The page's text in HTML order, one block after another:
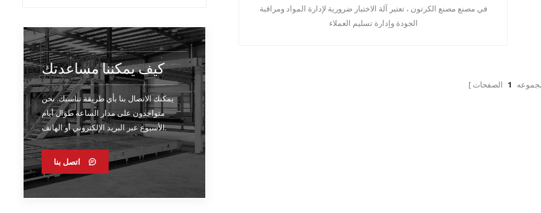
في مصنع مصنع الكرتون ، تعتبر آلة الاختبار ضرورية لإدارة المواد ومراقبة
الجودة وإدارة تسليم العملاء
1 الصفحات
كيف يمكننا مساعدتك
يمكنك الاتصال بنا بأي طريقة تناسبك. نحن
متواجدون على مدار الساعة طوال أيام
الأسبوع عبر البريد الإلكتروني أو الهاتف.